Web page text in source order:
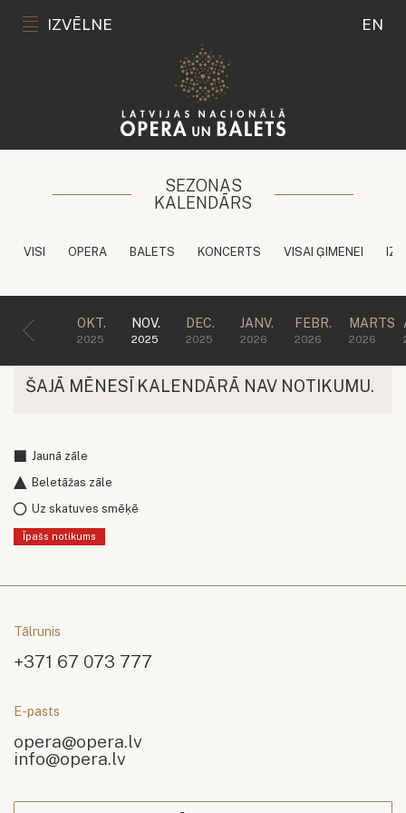
IZVĒLNE EN
SEZONAS
KALENDĀRS
VISI OPERA BALETS KONCERTS VISAI ĢIMENEI
OKT.
2025
NOV.
2025
DEC.
2025
JANV.
2026
FEBR.
2026
MARTS
2026
ŠAJĀ MĒNESĪ KALENDĀRĀ NAV NOTIKUMU.
Jaunā zāle
Beletāžas zāle
Uz skatuves smēķē
Īpašs notikums
Tālrunis
+371 67 073 777
E-pasts
opera@opera.lv
info@opera.lv